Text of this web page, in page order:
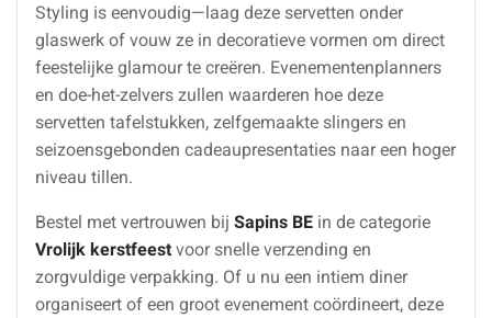
Styling is eenvoudig—laag deze servetten onder
glaswerk of vouw ze in decoratieve vormen om direct
feestelijke glamour te creëren. Evenementenplanners
en doe-het-zelvers zullen waarderen hoe deze
servetten tafelstukken, zelfgemaakte slingers en
seizoensgebonden cadeaupresentaties naar een hoger
niveau tillen.
Bestel met vertrouwen bij Sapins BE in de categorie
Vrolijk kerstfeest voor snelle verzending en
zorgvuldige verpakking. Of u nu een intiem diner
organiseert of een groot evenement coördineert, deze